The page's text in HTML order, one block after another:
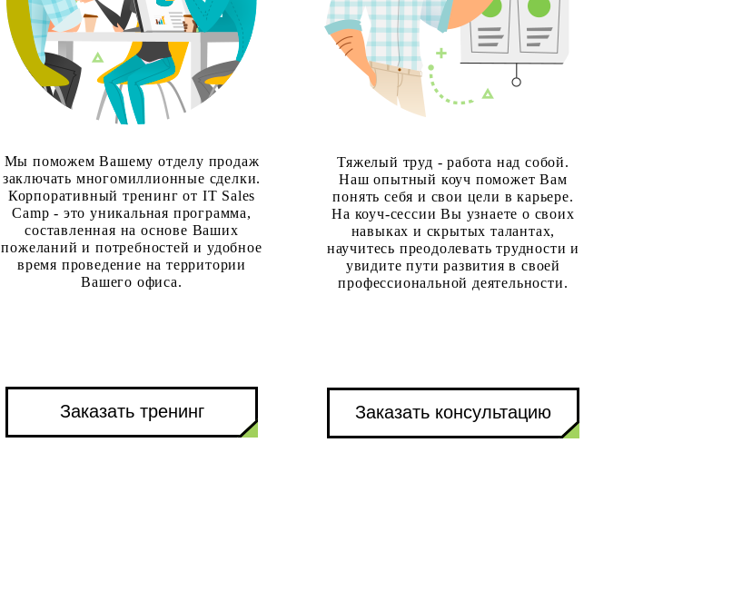
Мы поможем Вашему отделу продаж
заключать многомиллионные сделки.
Корпоративный тренинг от IT Sales
Camp - это уникальная программа,
составленная на основе Ваших
пожеланий и потребностей и удобное
время проведение на территории
Вашего офиса.
Заказать тренинг
Тяжелый труд - работа над собой.
Наш опытный коуч поможет Вам
понять себя и свои цели в карьере.
На коуч-сессии Вы узнаете о своих
навыках и скрытых талантах,
научитесь преодолевать трудности и
увидите пути развития в своей
профессиональной деятельности.
Заказать консультацию